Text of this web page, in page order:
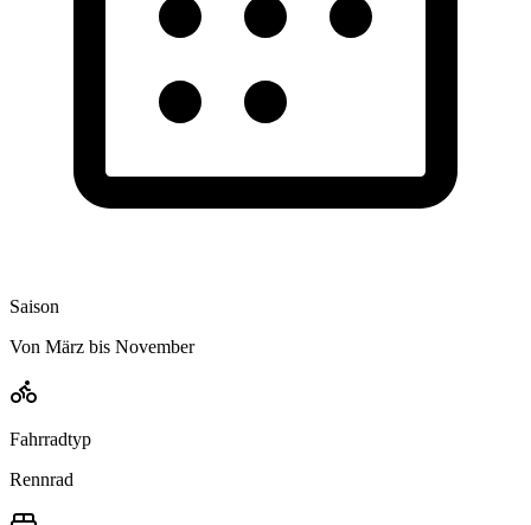
Saison
Von März bis November
Fahrradtyp
Rennrad